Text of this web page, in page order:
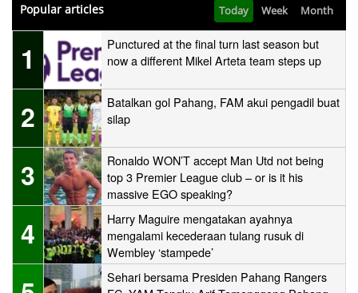
Popular articles Today Week Month
1
Punctured at the final turn last season but
now a different Mikel Arteta team steps up
2
Batalkan gol Pahang, FAM akui pengadil buat
silap
3
Ronaldo WON’T accept Man Utd not being
top 3 Premier League club – or is it his
massive EGO speaking?
4
Harry Maguire mengatakan ayahnya
mengalami kecederaan tulang rusuk di
Wembley ‘stampede’
Sehari bersama Presiden Pahang Rangers